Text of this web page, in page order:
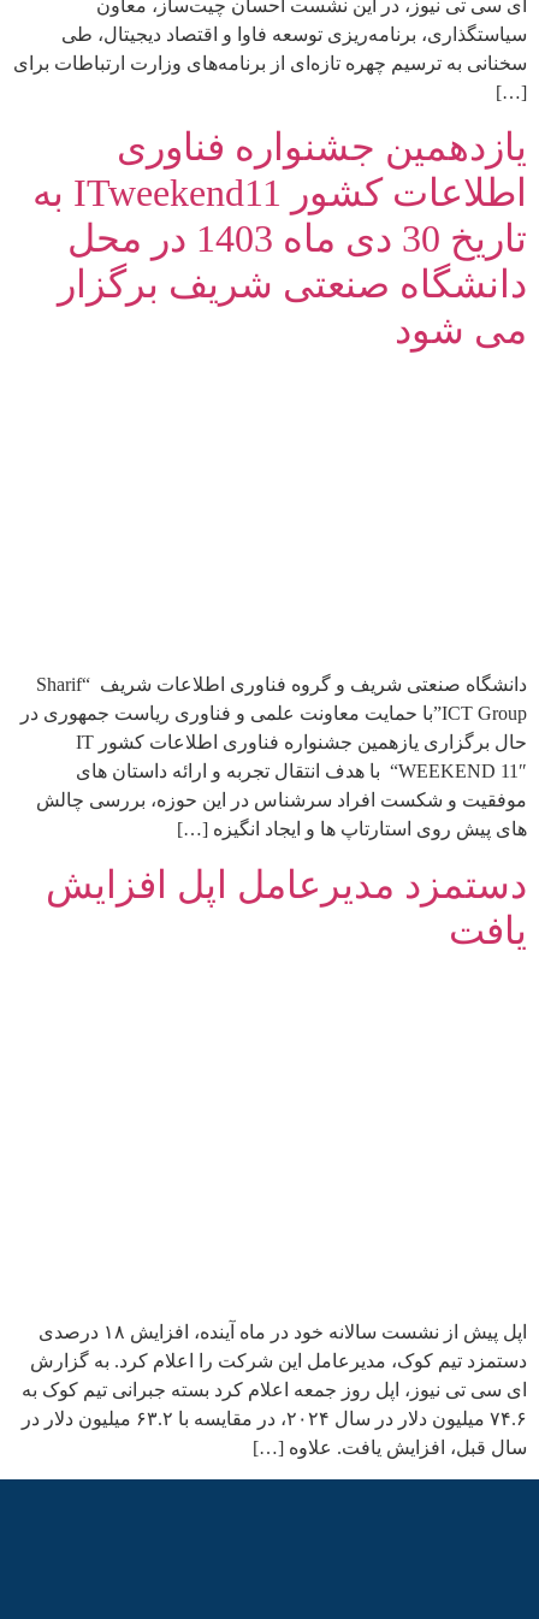
آی سی تی نیوز، در این نشست احسان چیت‌ساز، معاون
سیاستگذاری، برنامه‌ریزی توسعه فاوا و اقتصاد دیجیتال، طی
سخنانی به ترسیم چهره تازه‌ای از برنامه‌های وزارت ارتباطات برای
[…]
یازدهمین جشنواره فناوری
اطلاعات کشور ITweekend11 به
تاریخ 30 دی ماه 1403 در محل
دانشگاه صنعتی شریف برگزار
می شود
دانشگاه صنعتی شریف و گروه فناوری اطلاعات شریف “Sharif
ICT Group”با حمایت معاونت علمی و فناوری ریاست جمهوری در
حال برگزاری یازهمین جشنواره فناوری اطلاعات کشور IT
WEEKEND 11″“ با هدف انتقال تجربه و ارائه داستان های
موفقیت و شکست افراد سرشناس در این حوزه، بررسی چالش
های پیش روی استارتاپ ها و ایجاد انگیزه […]
دستمزد مدیرعامل اپل افزایش
یافت
اپل پیش از نشست سالانه خود در ماه آینده، افزایش ۱۸ درصدی
دستمزد تیم کوک، مدیرعامل این شرکت را اعلام کرد. به گزارش
ای سی تی نیوز، اپل روز جمعه اعلام کرد بسته جبرانی تیم کوک به
۷۴.۶ میلیون دلار در سال ۲۰۲۴، در مقایسه با ۶۳.۲ میلیون دلار در
سال قبل، افزایش یافت. علاوه […]